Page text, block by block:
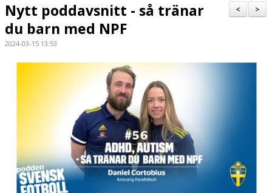
BILDGALLERI
DOKUMENT
TRÄNING- OCH HÄLSA
REGISTERUTDRAG
>
<
Nytt poddavsnitt - så tränar
du barn med NPF
2024-03-15 13:53